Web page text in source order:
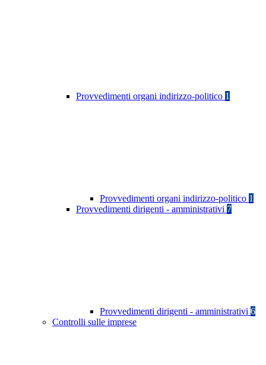
Provvedimenti organi indirizzo-politico 1
Provvedimenti organi indirizzo-politico 1
Provvedimenti dirigenti - amministrativi 7
Provvedimenti dirigenti - amministrativi 6
Controlli sulle imprese